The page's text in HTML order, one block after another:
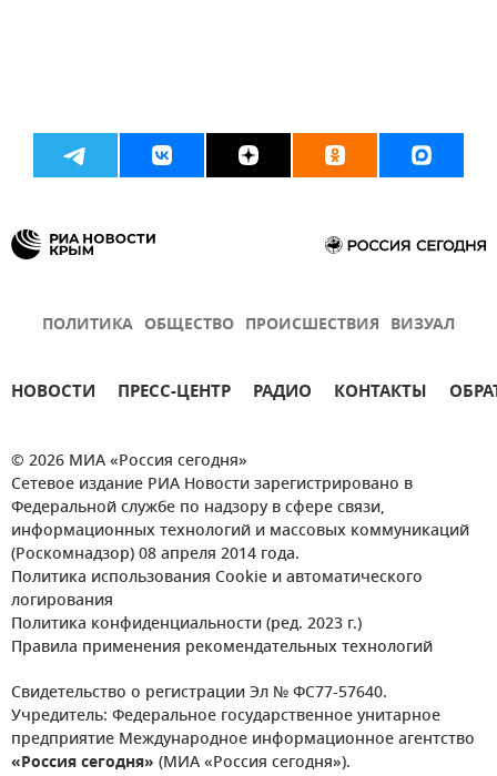
ПОЛИТИКА ОБЩЕСТВО ПРОИСШЕСТВИЯ ВИЗУАЛ
НОВОСТИ ПРЕСС-ЦЕНТР РАДИО КОНТАКТЫ
© 2026 МИА «Россия сегодня»
Сетевое издание РИА Новости зарегистрировано в
Федеральной службе по надзору в сфере связи,
информационных технологий и массовых коммуникаций
(Роскомнадзор) 08 апреля 2014 года.
Политика использования Cookie и автоматического
логирования
Политика конфиденциальности (ред. 2023 г.)
Правила применения рекомендательных технологий
Свидетельство о регистрации Эл № ФС77-57640.
Учредитель: Федеральное государственное унитарное
предприятие Международное информационное агентство
«Россия сегодня» (МИА «Россия сегодня»).